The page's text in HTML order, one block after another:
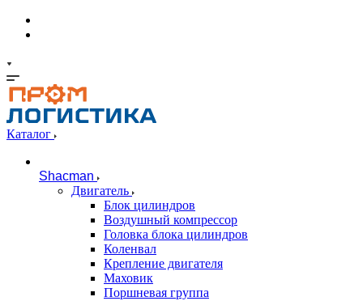
Каталог
Shacman
Двигатель
Блок цилиндров
Воздушный компрессор
Головка блока цилиндров
Коленвал
Крепление двигателя
Маховик
Поршневая группа